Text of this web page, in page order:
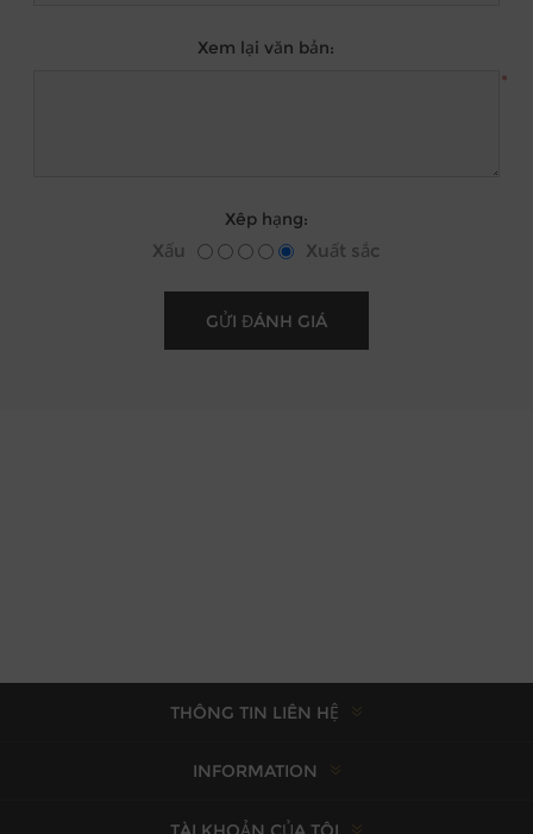
Xem lại văn bản:
*
Xêp hạng:
Xấu Xuất sắc
THÔNG TIN LIÊN HỆ
INFORMATION